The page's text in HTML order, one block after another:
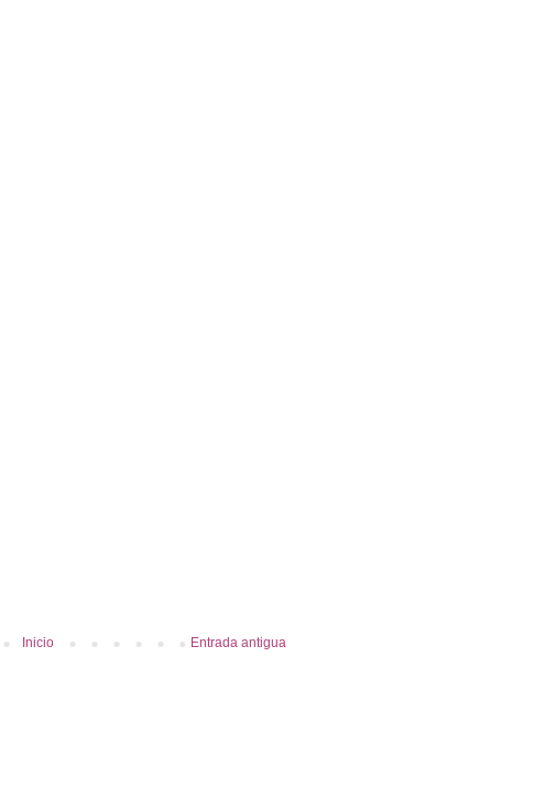
Entrada antigua
Inicio